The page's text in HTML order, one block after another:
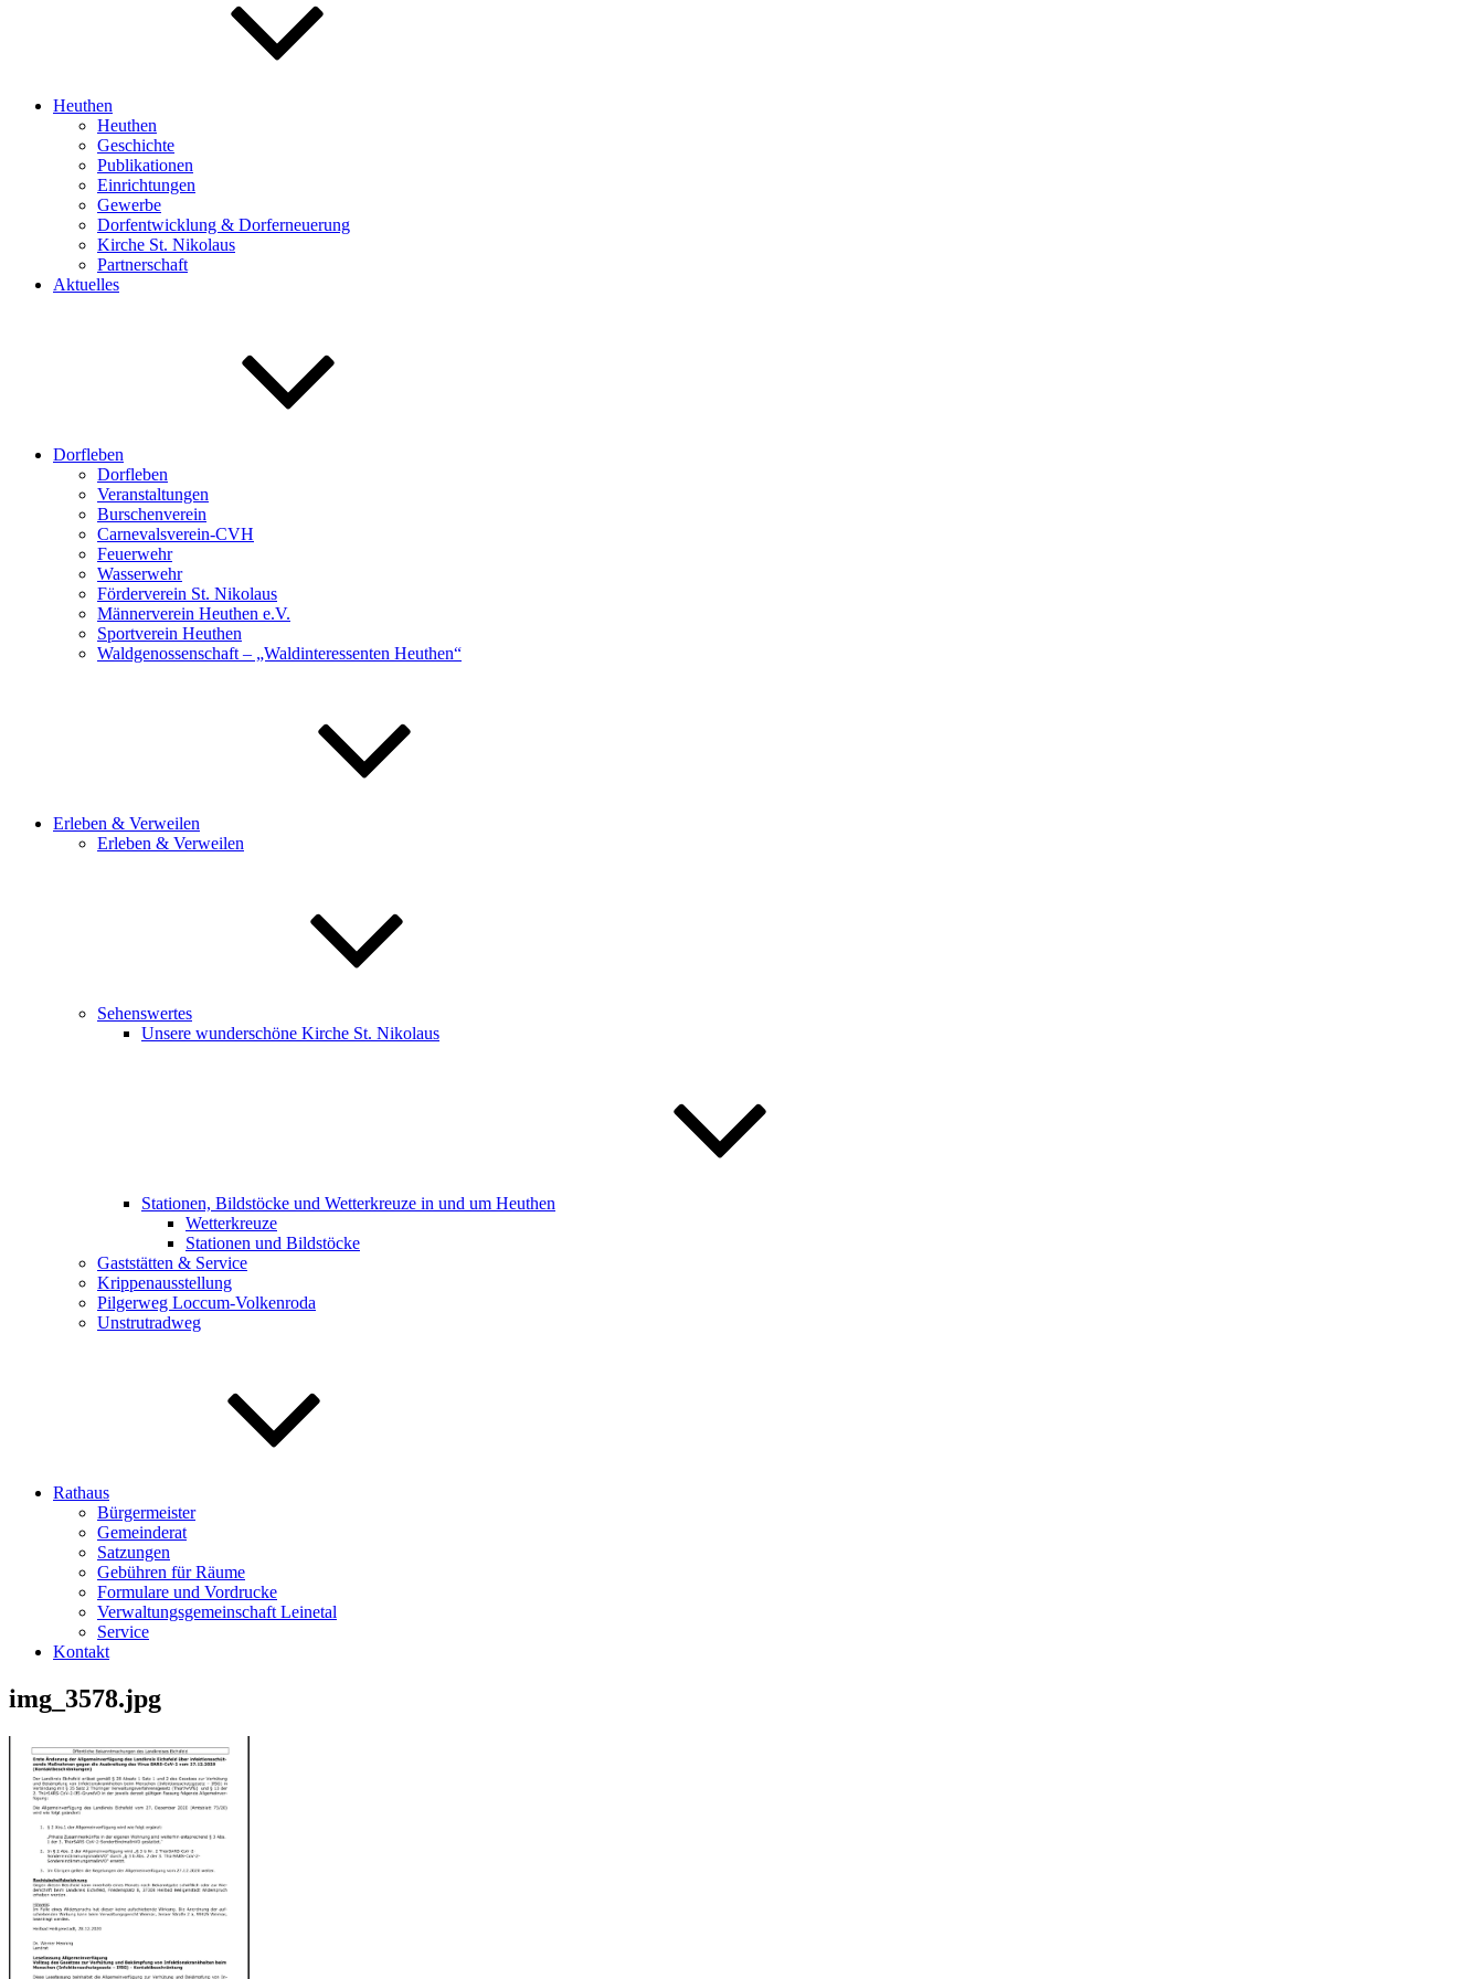
Heuthen
Heuthen
Geschichte
Publikationen
Einrichtungen
Gewerbe
Dorfentwicklung & Dorferneuerung
Kirche St. Nikolaus
Partnerschaft
Aktuelles
Dorfleben
Dorfleben
Veranstaltungen
Burschenverein
Carnevalsverein-CVH
Feuerwehr
Wasserwehr
Förderverein St. Nikolaus
Männerverein Heuthen e.V.
Sportverein Heuthen
Waldgenossenschaft – „Waldinteressenten Heuthen“
Erleben & Verweilen
Erleben & Verweilen
Sehenswertes
Unsere wunderschöne Kirche St. Nikolaus
Stationen, Bildstöcke und Wetterkreuze in und um Heuthen
Wetterkreuze
Stationen und Bildstöcke
Gaststätten & Service
Krippenausstellung
Pilgerweg Loccum-Volkenroda
Unstrutradweg
Rathaus
Bürgermeister
Gemeinderat
Satzungen
Gebühren für Räume
Formulare und Vordrucke
Verwaltungsgemeinschaft Leinetal
Service
Kontakt
img_3578.jpg